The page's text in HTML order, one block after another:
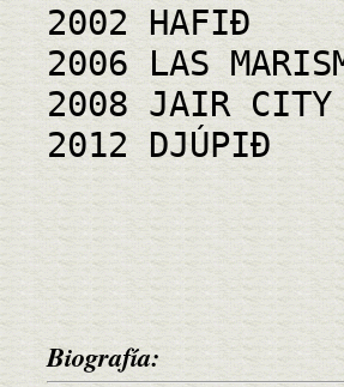
2002 HAFIÐ
2006 LAS
2008 JAIR CITY
2012 DJÚPIÐ
Biografía: